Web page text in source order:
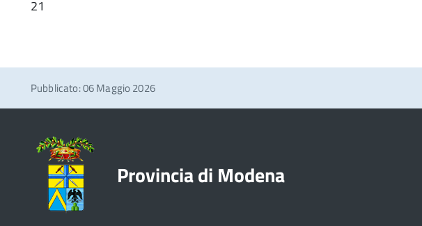
21
Pubblicato: 06 Maggio 2026
Provincia di Modena